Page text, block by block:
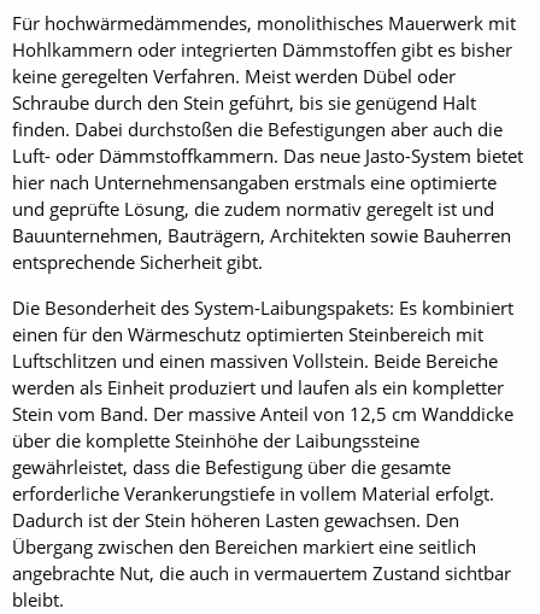
Für hochwärmedämmendes, monolithisches Mauerwerk mit
Hohlkammern oder integrierten Dämmstoffen gibt es bisher
keine geregelten Verfahren. Meist werden Dübel oder
Schraube durch den Stein geführt, bis sie genügend Halt
finden. Dabei durchstoßen die Befestigungen aber auch die
Luft- oder Dämmstoffkammern. Das neue Jasto-­System bietet
hier nach Unternehmensangaben erstmals eine optimierte
und geprüfte Lösung, die zudem normativ geregelt ist und
Bauunternehmen, Bauträgern, Architekten sowie Bauherren
entsprechende Sicherheit gibt.
Die Besonderheit des System-Laibungspakets: Es kombiniert
einen für den Wärmeschutz optimierten Steinbereich mit
Luftschlitzen und einen massiven Vollstein. Beide Bereiche
werden als Einheit produziert und laufen als ein kompletter
Stein vom Band. Der massive Anteil von 12,5 cm Wanddicke
über die komplette Steinhöhe der Laibungssteine
gewährleistet, dass die Befestigung über die gesamte
erforderliche Verankerungstiefe in vollem Material erfolgt.
Dadurch ist der Stein höheren Lasten gewachsen. Den
Übergang zwischen den Bereichen markiert eine seitlich
angebrachte Nut, die auch in vermauertem Zustand sichtbar
bleibt.